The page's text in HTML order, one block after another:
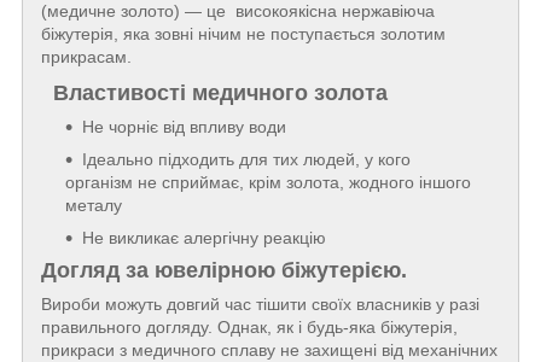
(медичне золото) — це високоякісна нержавіюча
біжутерія, яка зовні нічим не поступається золотим
прикрасам.
Властивості медичного золота
Не чорніє від впливу води
Ідеально підходить для тих людей, у кого
організм не сприймає, крім золота, жодного іншого
металу
Не викликає алергічну реакцію
Догляд за ювелірною біжутерією.
Вироби можуть довгий час тішити своїх власників у разі
правильного догляду. Однак, як і будь-яка біжутерія,
прикраси з медичного сплаву не захищені від механічних